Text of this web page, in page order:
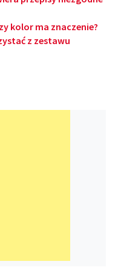
kolor ma znaczenie?
z zestawu